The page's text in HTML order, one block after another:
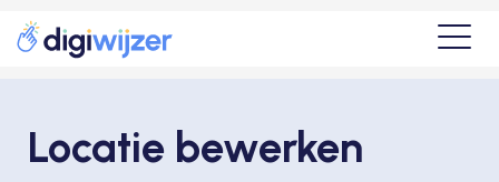
Locatie bewerken